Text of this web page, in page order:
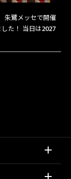
朱鷺メッセで開催
た！ 当日は2027